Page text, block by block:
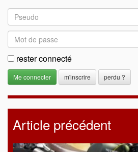
rester connecté
m'inscrire perdu ?
Article précédent